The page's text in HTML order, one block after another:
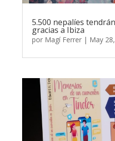
5.500 nepalíes
gracias a Ibiza
por Magí Ferrer| May